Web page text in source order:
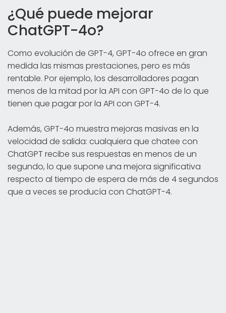
¿Qué puede mejorar
ChatGPT-4o?
Como evolución de GPT-4, GPT-4o ofrece en gran
medida las mismas prestaciones, pero es más
rentable. Por ejemplo, los desarrolladores pagan
menos de la mitad por la API con GPT-4o de lo que
tienen que pagar por la API con GPT-4.
Además, GPT-4o muestra mejoras masivas en la
velocidad de salida: cualquiera que chatee con
ChatGPT recibe sus respuestas en menos de un
segundo, lo que supone una mejora significativa
respecto al tiempo de espera de más de 4 segundos
que a veces se producía con ChatGPT-4.